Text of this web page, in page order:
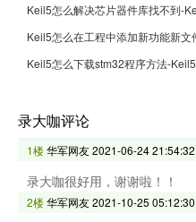
Keil5怎么解决芯片器件库找不到-
Keil5怎么下载stm32程序方法-
录大咖评论
1楼华军网友2021-06-24 21:54:32
录大咖很好用，谢谢啦！！
2楼华军网友2021-10-25 05:12:30